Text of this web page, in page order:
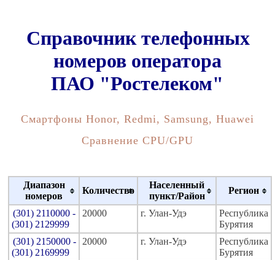
Справочник телефонных
номеров оператора
ПАО "Ростелеком"
Смартфоны Honor, Redmi, Samsung, Huawei
Сравнение CPU/GPU
Диапазон
номеров
Количество
Населенный
пункт/Район
Регион
(301) 2110000 -
(301) 2129999
20000 г. Улан-Удэ
Республика
Бурятия
(301) 2150000 -
(301) 2169999
20000 г. Улан-Удэ
Республика
Бурятия